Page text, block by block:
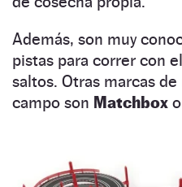
Además, son muy
pistas para correr con
saltos. Otras marcas
campo son Matchbox o